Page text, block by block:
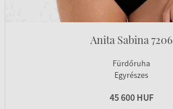
Anita Sabina 7206
Fürdőruha
Egyrészes
45 600 HUF